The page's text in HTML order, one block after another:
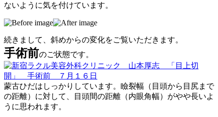
ないように気を付けています。
続きまして、斜めからの変化をご覧いただきます。
手術前のご状態です。
蒙古ひだはしっかりしています。瞼裂幅（目頭から目尻まで
の距離）に対して、目頭間の距離（内眼角幅）がやや長いよ
うに思われます。